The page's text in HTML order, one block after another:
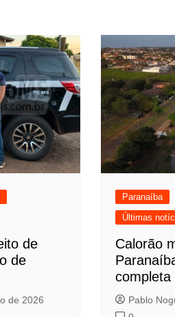
de
de
de 2026
Paranaíba
Últimas
Calorão
completa
Pablo